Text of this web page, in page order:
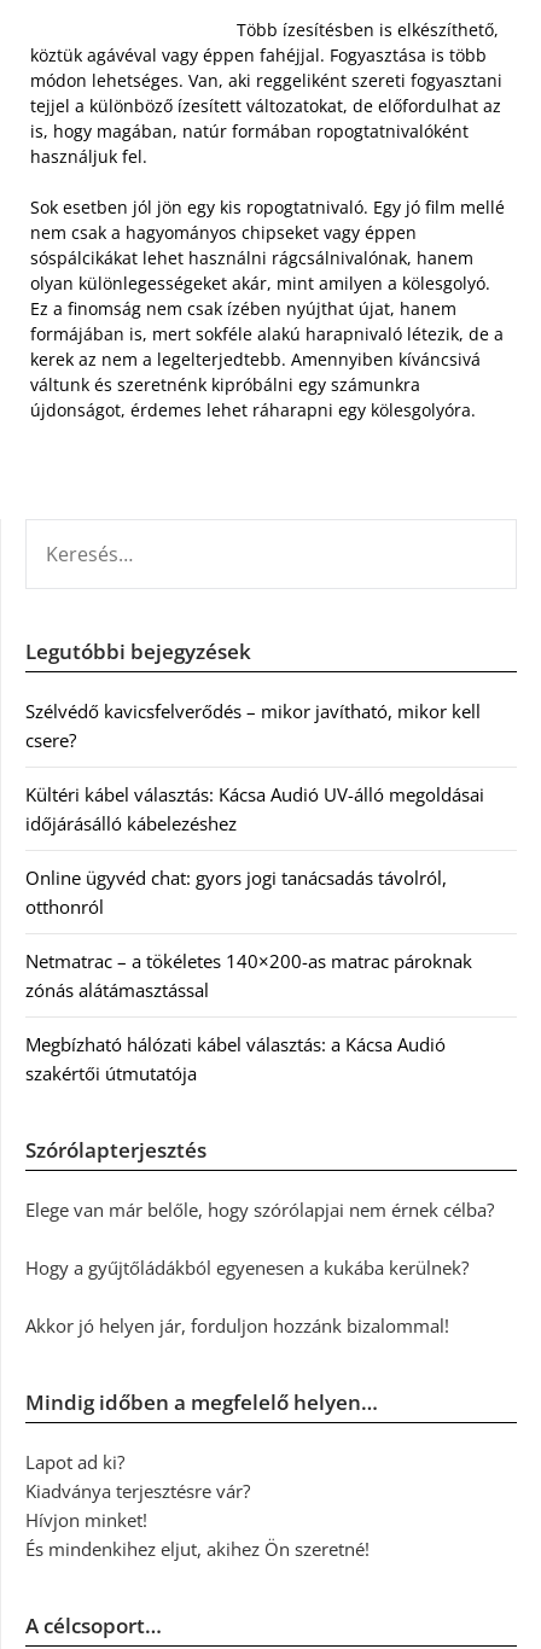
Több ízesítésben is elkészíthető,
köztük agávéval vagy éppen fahéjjal. Fogyasztása is több
módon lehetséges. Van, aki reggeliként szereti fogyasztani
tejjel a különböző ízesített változatokat, de előfordulhat az
is, hogy magában, natúr formában ropogtatnivalóként
használjuk fel.
Sok esetben jól jön egy kis ropogtatnivaló. Egy jó film mellé
nem csak a hagyományos chipseket vagy éppen
sóspálcikákat lehet használni rágcsálnivalónak, hanem
olyan különlegességeket akár, mint amilyen a kölesgolyó.
Ez a finomság nem csak ízében nyújthat újat, hanem
formájában is, mert sokféle alakú harapnivaló létezik, de a
kerek az nem a legelterjedtebb. Amennyiben kíváncsivá
váltunk és szeretnénk kipróbálni egy számunkra
újdonságot, érdemes lehet ráharapni egy kölesgolyóra.
Legutóbbi bejegyzések
Szélvédő kavicsfelverődés – mikor javítható, mikor kell
csere?
Kültéri kábel választás: Kácsa Audió UV-álló megoldásai
időjárásálló kábelezéshez
Online ügyvéd chat: gyors jogi tanácsadás távolról,
otthonról
Netmatrac – a tökéletes 140×200-as matrac pároknak
zónás alátámasztással
Megbízható hálózati kábel választás: a Kácsa Audió
szakértői útmutatója
Szórólapterjesztés
Elege van már belőle, hogy szórólapjai nem érnek célba?
Hogy a gyűjtőládákból egyenesen a kukába kerülnek?
Akkor jó helyen jár, forduljon hozzánk bizalommal!
Mindig időben a megfelelő helyen…
Lapot ad ki?
Kiadványa terjesztésre vár?
Hívjon minket!
És mindenkihez eljut, akihez Ön szeretné!
A célcsoport…